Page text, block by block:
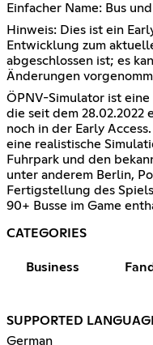
Einfacher Name: Bus
Hinweis: Dies ist ein
Entwicklung zum
abgeschlossen ist; es
Änderungen
ÖPNV-Simulator ist eine
die seit dem 28.02.2022
noch in der Early
eine realistische
Fuhrpark und den
unter anderem Berlin,
Fertigstellung des
90+ Busse im Game
CATEGORIES
Business
SUPPORTED
German